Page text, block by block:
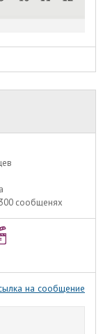
сообщенях
на сообщение